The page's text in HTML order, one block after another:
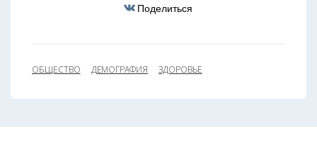
Поделиться
ОБЩЕСТВО ДЕМОГРАФИЯ ЗДОРОВЬЕ